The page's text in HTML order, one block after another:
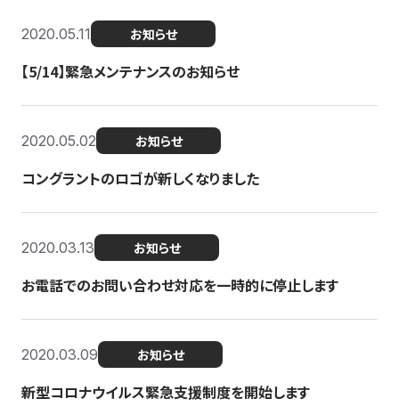
2020.05.11 お知らせ
【5/14】緊急メンテナンスのお知らせ
2020.05.02 お知らせ
コングラントのロゴが新しくなりました
2020.03.13 お知らせ
お電話でのお問い合わせ対応を一時的に停止します
2020.03.09 お知らせ
新型コロナウイルス緊急支援制度を開始します